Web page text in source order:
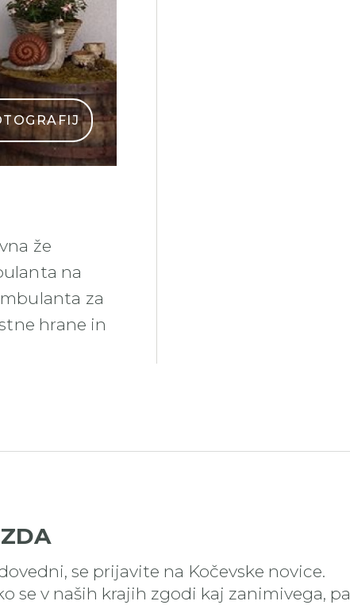
že
na
za
hrane in
se prijavite na Kočevske novice.
se v naših krajih zgodi kaj zanimivega, pa